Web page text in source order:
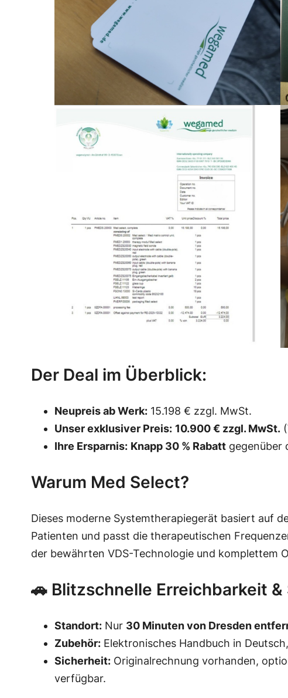
Der Deal im Überblick:
Neupreis ab Werk:15.198 € zzgl. MwSt.
Unser exklusiver Preis: 10.900 € zzgl. MwSt.
Ihre Ersparnis: Knapp 30 % Rabattgegenüber
Warum Med Select?
Dieses moderne Systemtherapiegerät basiert auf
Patienten und passt die therapeutischen
der bewährten VDS-Technologie und komplettem
🚗 Blitzschnelle Erreichbarkeit &
Standort:Nur 30 Minuten von Dresden
Zubehör:Elektronisches Handbuch in
Sicherheit:Originalrechnung vorhanden,
verfügbar.